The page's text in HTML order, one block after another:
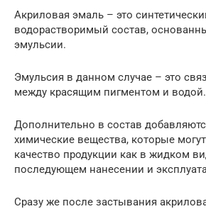
Акриловая эмаль – это
водорастворимый состав,
эмульсии.
Эмульсия в данном случае – это
между красящим пигментом и водой.
Дополнительно в состав
химические вещества, которые
качество продукции как в жидком
последующем нанесении и
Сразу же после застывания